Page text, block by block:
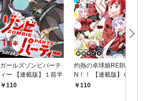
ガールズゾンビパーテ
ィー 【連載版】１前半
110
灼熱の卓球娘REBUR
N！！ 【連載版】０－
①110